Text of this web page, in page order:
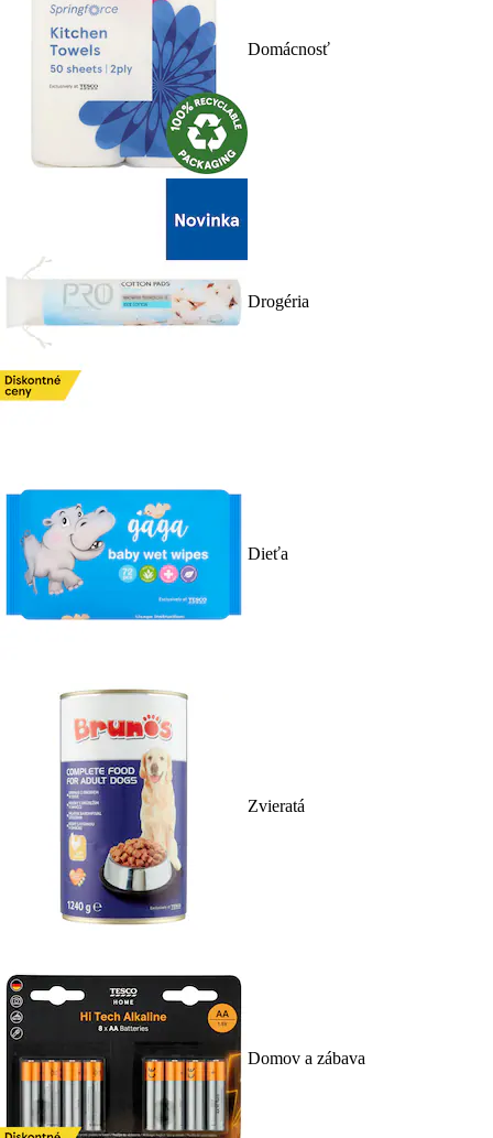
Domácnosť
Drogéria
Dieťa
Zvieratá
Domov a zábava